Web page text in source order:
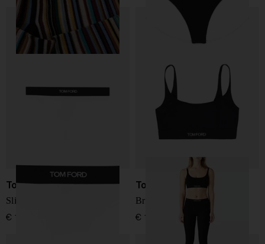
Tom Ford
Slip perizoma con logo
€ 115,00
Tom Ford
Bralette logo
€ 180,00